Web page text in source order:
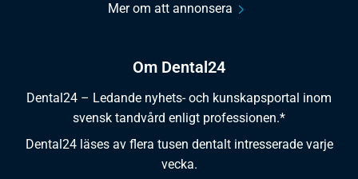
Om Dental24
Dental24 – Ledande nyhets- och kunskapsportal inom
svensk tandvård enligt professionen.*
Dental24 läses av flera tusen dentalt intresserade varje
vecka.
Mer om att annonsera